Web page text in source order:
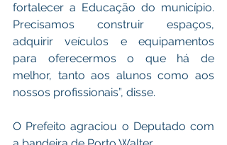
fortalecer a Educação do município.
Precisamos construir espaços,
adquirir veículos e equipamentos
para oferecermos o que há de
melhor, tanto aos alunos como aos
nossos profissionais”, disse.
O Prefeito agraciou o Deputado com